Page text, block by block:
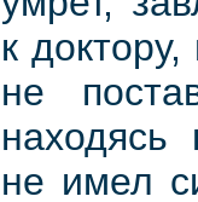
к
не
находясь
не имел